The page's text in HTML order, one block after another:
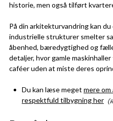
historie, men også tilført
På din arkitekturvandring kan
industrielle strukturer smelter
åbenhed, bæredygtighed og
detaljer, hvor gamle
caféer uden at miste deres
Du kan læse meget mere
respektfuld tilbygning her